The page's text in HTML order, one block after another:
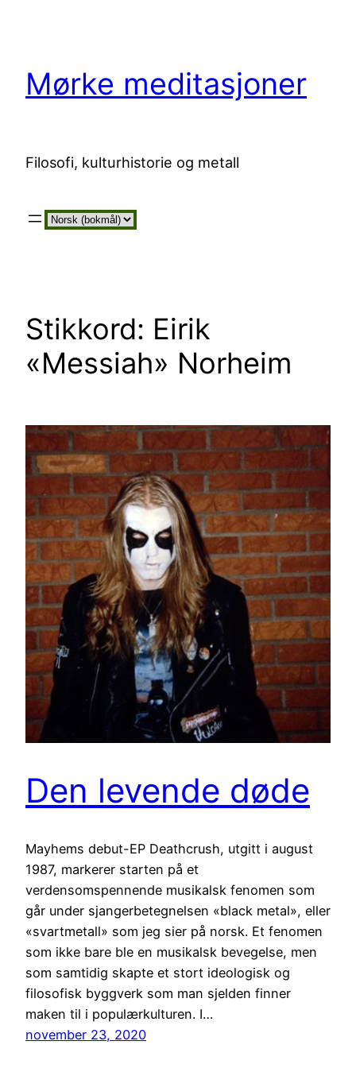
Mørke meditasjoner
Filosofi, kulturhistorie og metall
Velg
Stikkord: Eirik
«Messiah» Norheim
Den levende døde
Mayhems debut-EP Deathcrush, utgitt i august
1987, markerer starten på et
verdensomspennende musikalsk fenomen som
går under sjangerbetegnelsen «black metal», eller
«svartmetall» som jeg sier på norsk. Et fenomen
som ikke bare ble en musikalsk bevegelse, men
som samtidig skapte et stort ideologisk og
filosofisk byggverk som man sjelden finner
maken til i populærkulturen. I…
november 23, 2020